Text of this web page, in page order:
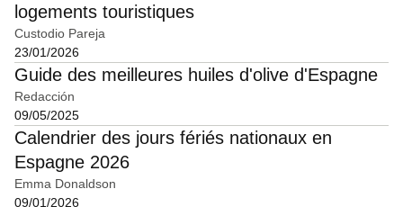
logements touristiques
Custodio Pareja
23/01/2026
Guide des meilleures huiles d'olive d'Espagne
Redacción
09/05/2025
Calendrier des jours fériés nationaux en
Espagne 2026
Emma Donaldson
09/01/2026